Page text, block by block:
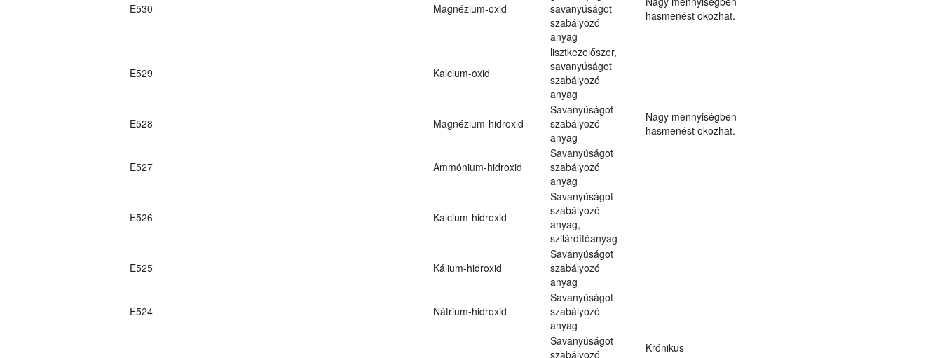
E530 Magnézium-oxid
savanyúságot
szabályozó
anyag
hasmenést okozhat.
E529 Kalcium-oxid
lisztkezelőszer,
savanyúságot
szabályozó
anyag
E528 Magnézium-hidroxid
Savanyúságot
szabályozó
anyag
Nagy mennyiségben
hasmenést okozhat.
E527 Ammónium-hidroxid
Savanyúságot
szabályozó
anyag
E526 Kalcium-hidroxid
Savanyúságot
szabályozó
anyag,
szilárdítóanyag
E525 Kálium-hidroxid
Savanyúságot
szabályozó
anyag
E524 Nátrium-hidroxid
Savanyúságot
szabályozó
anyag
Savanyúságot
szabályozó
Krónikus